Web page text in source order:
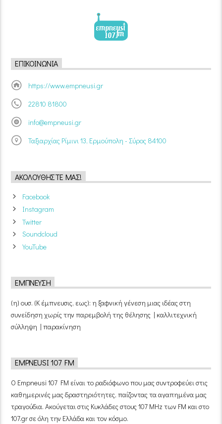
ΕΠΙΚΟΙΝΩΝΊΑ
https://www.empneusi.gr
22810 81800
info@empneusi.gr
Ταξιαρχίας Ρίμινι 13, Ερμούπολη - Σύρος 84100
ΑΚΟΛΟΥΘΉΣΤΕ ΜΑΣ!
Facebook
Instagram
Twitter
Soundcloud
YouTube
ΈΜΠΝΕΥΣΗ
(η) ουσ. (Κ έμπνευσις, εως): η ξαφνική γένεση μιας ιδέας στη
συνείδηση χωρίς την παρεμβολή της θέλησης | καλλιτεχνική
σύλληψη | παρακίνηση
EMPNEUSI 107 FM
Ο Empneusi 107 FM είναι το ραδιόφωνο που μας συντροφεύει στις
καθημερινές μας δραστηριότητες, παίζοντας τα αγαπημένα μας
τραγούδια. Ακούγεται στις Κυκλάδες στους 107 MHz των FM και στο
107.gr σε όλη την Ελλάδα και τον κόσμο.